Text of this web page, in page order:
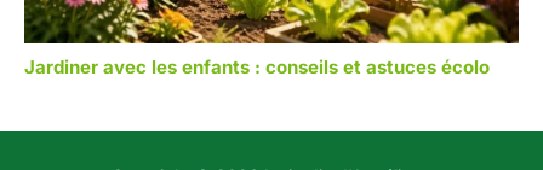
Jardiner avec les enfants : conseils et astuces écolo